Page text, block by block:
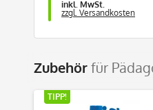
inkl. MwSt.
zzgl. Versandkosten
Zubehörfür
TIPP!